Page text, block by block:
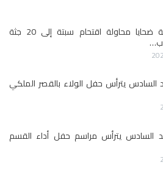
ارتفاع حصيلة ضحايا محاولة اقتحام سبتة إلى 20 جثة
يترأس حفل الولاء بالقصر الملكي
السادس يترأس مراسم حفل أداء القسم